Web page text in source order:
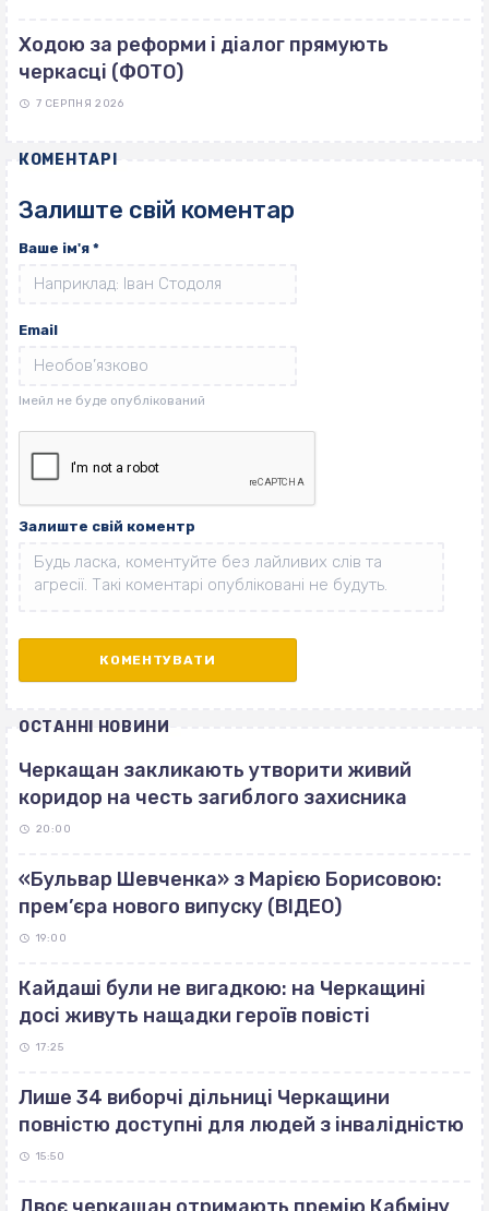
Ходою за реформи і діалог прямують
черкасці (ФОТО)
7 СЕРПНЯ 2026
КОМЕНТАРІ
Залиште свій коментар
Ваше ім'я *
Email
Залиште свій коментр
ОСТАННІ НОВИНИ
Черкащан закликають утворити живий
коридор на честь загиблого захисника
20:00
«Бульвар Шевченка» з Марією Борисовою:
прем’єра нового випуску (ВІДЕО)
19:00
Кайдаші були не вигадкою: на Черкащині
досі живуть нащадки героїв повісті
17:25
Лише 34 виборчі дільниці Черкащини
повністю доступні для людей з інвалідністю
15:50